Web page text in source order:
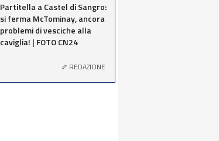
Partitella a Castel di Sangro:
si ferma McTominay, ancora
problemi di vesciche alla
caviglia! | FOTO CN24
REDAZIONE